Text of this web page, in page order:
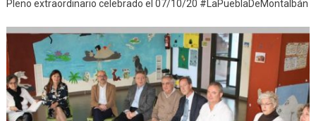
Pleno extraordinario celebrado el 07/10/20 #LaPueblaDeMontalbán